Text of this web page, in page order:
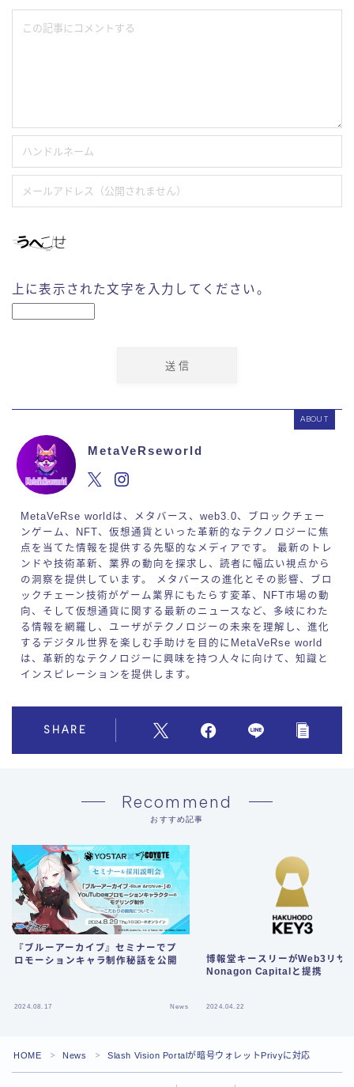
上に表示された文字を入力してください。
ABOUT
MetaVeRseworld
MetaVeRse worldは、メタバース、web3.0、ブロックチェー
ンゲーム、NFT、仮想通貨といった革新的なテクノロジーに焦
点を当てた情報を提供する先駆的なメディアです。 最新のトレ
ンドや技術革新、業界の動向を探求し、読者に幅広い視点から
の洞察を提供しています。 メタバースの進化とその影響、ブロ
ックチェーン技術がゲーム業界にもたらす変革、NFT市場の動
向、そして仮想通貨に関する最新のニュースなど、多岐にわた
る情報を網羅し、ユーザがテクノロジーの未来を理解し、進化
するデジタル世界を楽しむ手助けを目的にMetaVeRse world
は、革新的なテクノロジーに興味を持つ人々に向けて、知識と
インスピレーションを提供します。
SHARE
Recommend
おすすめ記事
『ブルーアーカイブ』セミナーでプ
ロモーションキャラ制作秘話を公開
2024.08.17 News
博報堂キースリーがWeb3リサ
Nonagon Capitalと提携
2024.04.22
HOME ＞ News ＞ Slash Vision Portalが暗号ウォレットPrivyに対応